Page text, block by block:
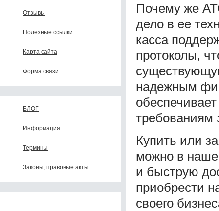
Отзывы
Полезные ссылки
Карта сайта
Форма связи
БЛОГ
Информация
Термины
Законы, правовые акты
Почему же
дело в ее
касса
протоколы,
надежным
требованиям
Купить или
можно в
и быструю
приобрести
своего